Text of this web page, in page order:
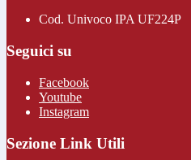
Cod. Univoco IPA UF224P
Seguici su
Facebook
Youtube
Instagram
Sezione Link Utili